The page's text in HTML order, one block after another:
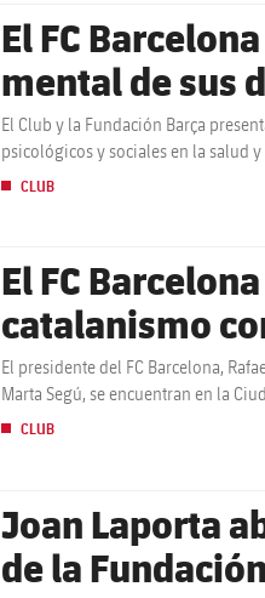
El FC
mental de sus
El Club y la Fundación Barça
psicológicos y sociales en la salud
CLUB
El FC
catalanismo
El presidente del FC Barcelona,
Marta Segú, se encuentran en la
conjunta de ambas entidades por la
CLUB
Joan Laporta
de la